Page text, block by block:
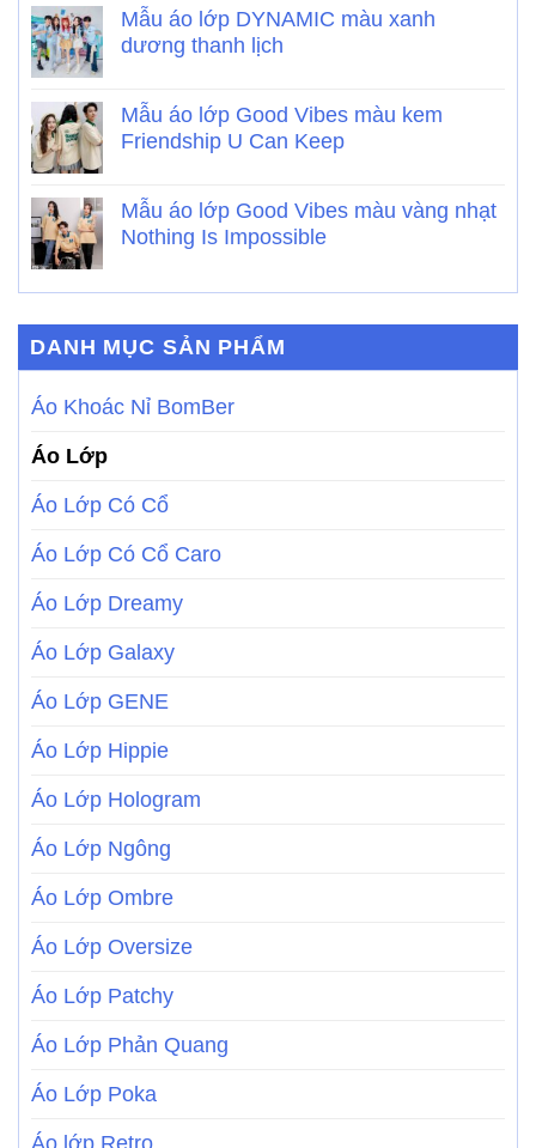
Mẫu áo lớp DYNAMIC màu xanh
dương thanh lịch
Mẫu áo lớp Good Vibes màu kem
Friendship U Can Keep
Mẫu áo lớp Good Vibes màu vàng nhạt
Nothing Is Impossible
DANH MỤC SẢN PHẨM
Áo Khoác Nỉ BomBer
Áo Lớp
Áo Lớp Có Cổ
Áo Lớp Có Cổ Caro
Áo Lớp Dreamy
Áo Lớp Galaxy
Áo Lớp GENE
Áo Lớp Hippie
Áo Lớp Hologram
Áo Lớp Ngông
Áo Lớp Ombre
Áo Lớp Oversize
Áo Lớp Patchy
Áo Lớp Phản Quang
Áo Lớp Poka